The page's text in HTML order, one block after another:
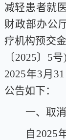
减轻患者就
财政部办公
疗机构预交
〔2025〕5
2025年3月
公告如下：
一、取
自 2025